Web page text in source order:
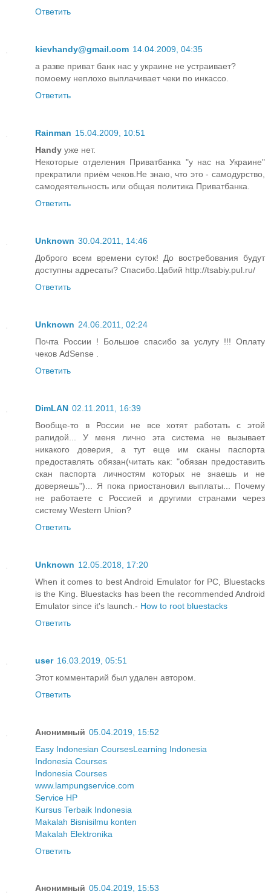
Ответить
kievhandy@gmail.com 14.04.2009, 04:35
а разве приват банк нас у украине не устраивает?
помоему неплохо выплачивает чеки по инкассо.
Ответить
Rainman 15.04.2009, 10:51
Handy уже нет.
Некоторые отделения Приватбанка "у нас на Украине"
прекратили приём чеков.Не знаю, что это - самодурство,
самодеятельность или общая политика Приватбанка.
Ответить
Unknown 30.04.2011, 14:46
Доброго всем времени суток! До востребования будут
доступны адресаты? Спасибо.Цабий http://tsabiy.pul.ru/
Ответить
Unknown 24.06.2011, 02:24
Почта России ! Большое спасибо за услугу !!! Оплату
чеков AdSense .
Ответить
DimLAN 02.11.2011, 16:39
Вообще-то в России не все хотят работать с этой
рапидой... У меня лично эта система не вызывает
никакого доверия, а тут еще им сканы паспорта
предоставлять обязан(читать как: "обязан предоставить
скан паспорта личностям которых не знаешь и не
доверяешь")... Я пока приостановил выплаты... Почему
не работаете с Россией и другими странами через
систему Western Union?
Ответить
Unknown 12.05.2018, 17:20
When it comes to best Android Emulator for PC, Bluestacks
is the King. Bluestacks has been the recommended Android
Emulator since it's launch.- How to root bluestacks
Ответить
user 16.03.2019, 05:51
Этот комментарий был удален автором.
Ответить
Анонимный 05.04.2019, 15:52
Easy Indonesian CoursesLearning Indonesia
Indonesia Courses
Indonesia Courses
www.lampungservice.com
Service HP
Kursus Terbaik Indonesia
Makalah Bisnisilmu konten
Makalah Elektronika
Ответить
Анонимный 05.04.2019, 15:53